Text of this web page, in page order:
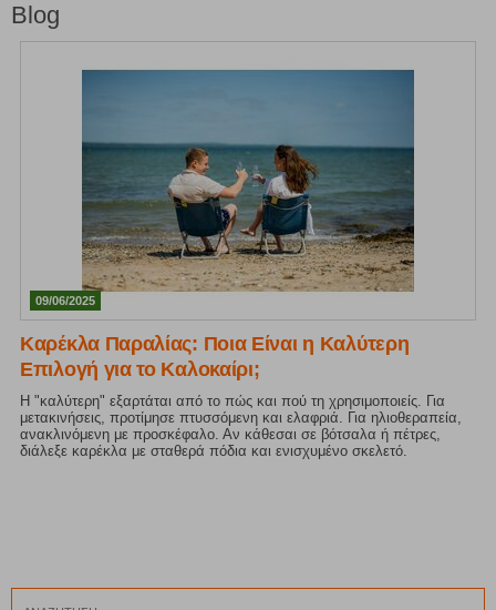
Blog
09/06/2025
Καρέκλα Παραλίας: Ποια Είναι η Καλύτερη
Επιλογή για το Καλοκαίρι;
Η "καλύτερη" εξαρτάται από το πώς και πού τη χρησιμοποιείς. Για
μετακινήσεις, προτίμησε πτυσσόμενη και ελαφριά. Για ηλιοθεραπεία,
ανακλινόμενη με προσκέφαλο. Αν κάθεσαι σε βότσαλα ή πέτρες,
διάλεξε καρέκλα με σταθερά πόδια και ενισχυμένο σκελετό.